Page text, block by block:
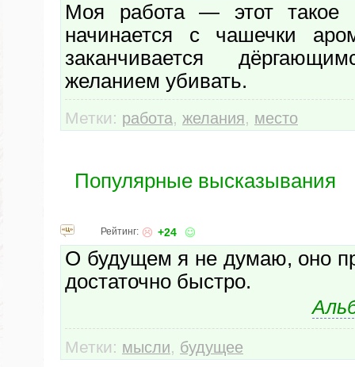
Моя работа — этот такое
начинается с чашечки
заканчивается
желанием убивать.
Метки: работа, желания, место
Популярные высказывания
Рейтинг: +24
О будущем я не думаю, оно
достаточно быстро.
Метки: мысли, будущее